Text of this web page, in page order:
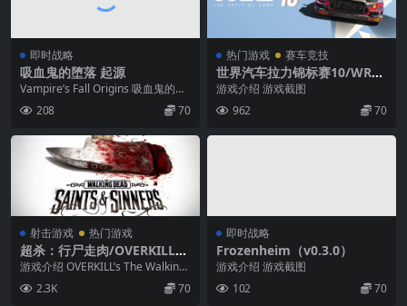
即时战略
吸血鬼的堕落 起源
Vampire’s Fall Origins 吸血鬼的堕
208 70
热门游戏 赛车竞技
世界汽车拉力锦标赛10/WRC
10 FIA World Rally Champi
游戏介绍 游戏截图
962
70
射击游戏 热门游戏
超杀：行尸走肉/OVERKILLs
The Walking Dead
游戏介绍 OVERKILL’s The Walking
2.3K 70
即时战略
Frozenheim（v0.3.0）
游戏介绍 游戏截图
102
70